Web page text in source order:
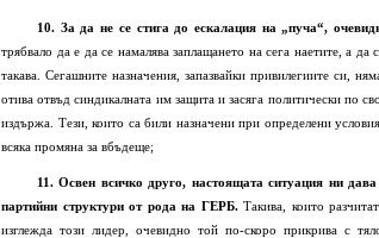
10. За да не се стига до ескалация на „пуча“,
трябвало да е да се намалява заплащането на сега наетите, а
такава. Сегашните назначения, запазвайки привилегиите си,
отива отвъд синдикалната им защита и засяга политически по
издържа. Тези, които са били назначени при определени
всяка промяна за вбъдеще;
11. Освен всичко друго, настоящата ситуация ни
партийни структури от рода на ГЕРБ.Такива, които
изглежда този лидер, очевидно той по-скоро прикрива с